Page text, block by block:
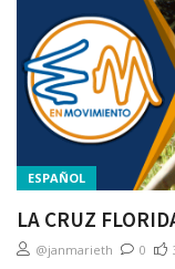
ESPAÑOL
LA CRUZ
@janmarieth 0